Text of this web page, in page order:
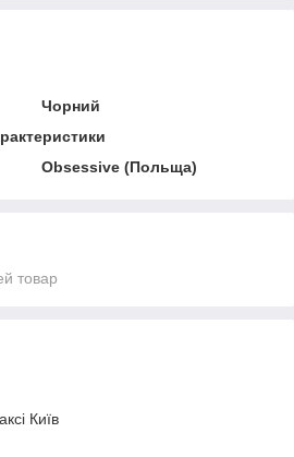
Чорний
Obsessive (Польща)
товар
Київ